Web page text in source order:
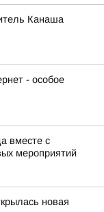
Канаша
- особое
вместе с
мероприятий
новая